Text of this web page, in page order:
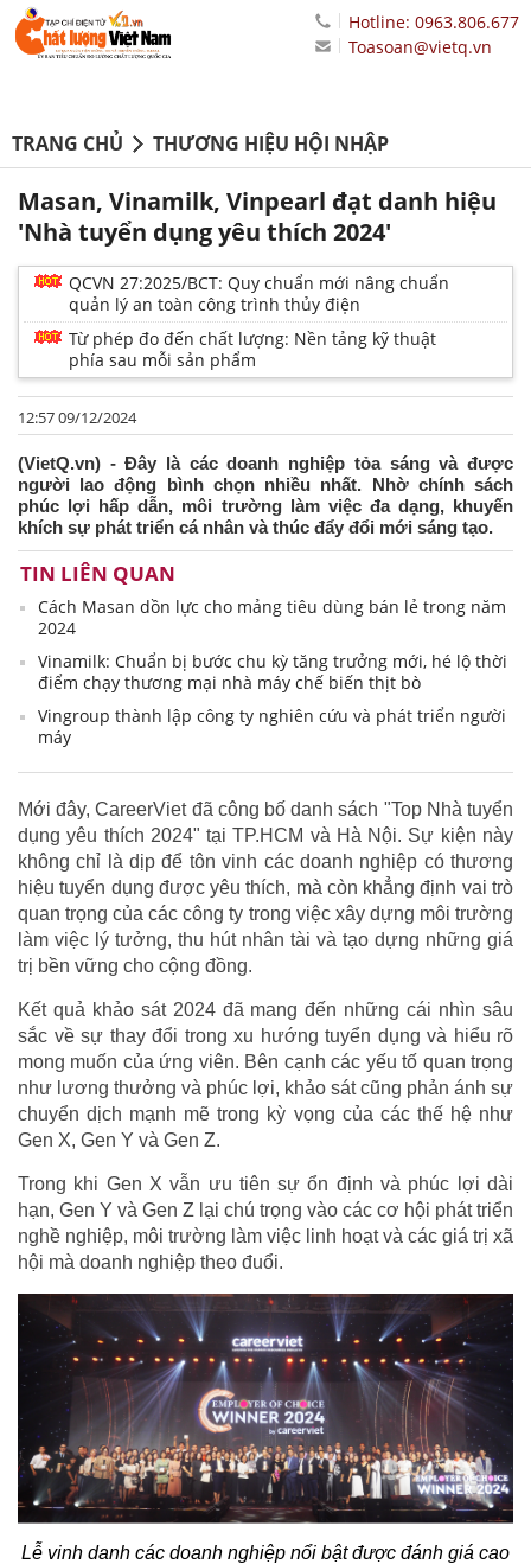
Hotline: 0963.806.677
Toasoan@vietq.vn
TRANG CHỦ THƯƠNG HIỆU HỘI NHẬP
Masan, Vinamilk, Vinpearl đạt danh hiệu
'Nhà tuyển dụng yêu thích 2024'
QCVN 27:2025/BCT: Quy chuẩn mới nâng chuẩn
quản lý an toàn công trình thủy điện
Từ phép đo đến chất lượng: Nền tảng kỹ thuật
phía sau mỗi sản phẩm
12:57 09/12/2024
(VietQ.vn) - Đây là các doanh nghiệp tỏa sáng và được
người lao động bình chọn nhiều nhất. Nhờ chính sách
phúc lợi hấp dẫn, môi trường làm việc đa dạng, khuyến
khích sự phát triển cá nhân và thúc đẩy đổi mới sáng tạo.
TIN LIÊN QUAN
Cách Masan dồn lực cho mảng tiêu dùng bán lẻ trong năm
2024
Vinamilk: Chuẩn bị bước chu kỳ tăng trưởng mới, hé lộ thời
điểm chạy thương mại nhà máy chế biến thịt bò
Vingroup thành lập công ty nghiên cứu và phát triển người
máy
Mới đây, CareerViet đã công bố danh sách "Top Nhà tuyển
dụng yêu thích 2024" tại TP.HCM và Hà Nội. Sự kiện này
không chỉ là dịp để tôn vinh các doanh nghiệp có thương
hiệu tuyển dụng được yêu thích, mà còn khẳng định vai trò
quan trọng của các công ty trong việc xây dựng môi trường
làm việc lý tưởng, thu hút nhân tài và tạo dựng những giá
trị bền vững cho cộng đồng.
Kết quả khảo sát 2024 đã mang đến những cái nhìn sâu
sắc về sự thay đổi trong xu hướng tuyển dụng và hiểu rõ
mong muốn của ứng viên. Bên cạnh các yếu tố quan trọng
như lương thưởng và phúc lợi, khảo sát cũng phản ánh sự
chuyển dịch mạnh mẽ trong kỳ vọng của các thế hệ như
Gen X, Gen Y và Gen Z.
Trong khi Gen X vẫn ưu tiên sự ổn định và phúc lợi dài
hạn, Gen Y và Gen Z lại chú trọng vào các cơ hội phát triển
nghề nghiệp, môi trường làm việc linh hoạt và các giá trị xã
hội mà doanh nghiệp theo đuổi.
Lễ vinh danh các doanh nghiệp nổi bật được đánh giá cao